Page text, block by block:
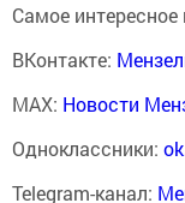
Самое
ВКонтакте:
MAX: Новости
Одноклассники:
Telegram-канал: